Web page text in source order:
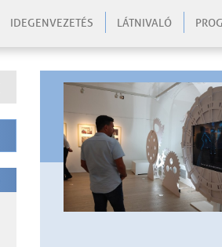
IDEGENVEZETÉS LÁTNIVALÓ